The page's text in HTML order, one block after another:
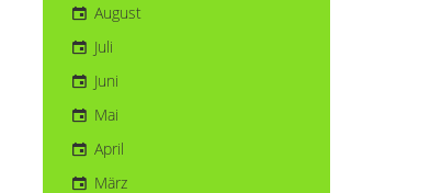
August
Juli
Juni
Mai
April
März